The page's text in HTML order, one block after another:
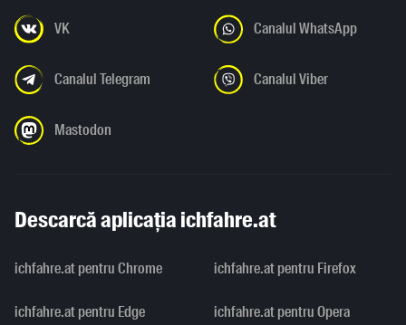
VK Canalul WhatsApp
Canalul Telegram Canalul Viber
Mastodon
Descarcă aplicația ichfahre.at
ichfahre.at pentru Chrome ichfahre.at pentru Firefox
ichfahre.at pentru Edge ichfahre.at pentru Opera